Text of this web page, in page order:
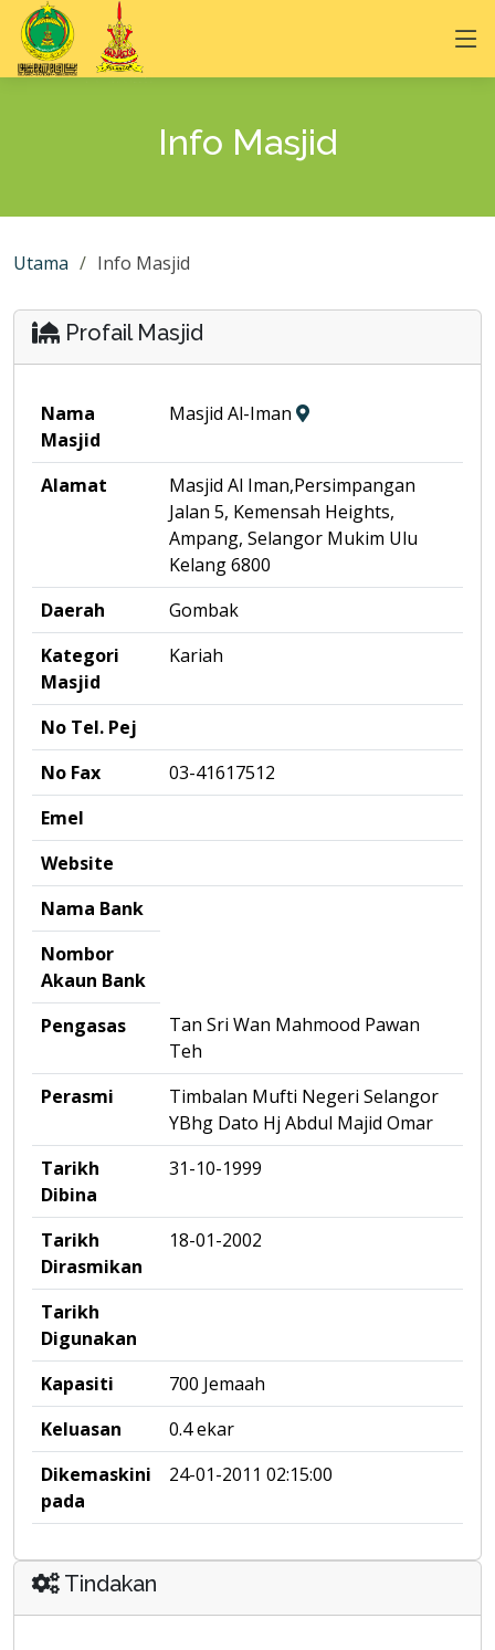
Info Masjid
Utama Info Masjid
Profail Masjid
Nama
Masjid
Masjid Al-Iman
Alamat
Masjid Al Iman,Persimpangan
Jalan 5, Kemensah Heights,
Ampang, Selangor Mukim Ulu
Kelang 6800
Daerah
Gombak
Kategori
Masjid
Kariah
No Tel. Pej
No Fax
03-41617512
Emel
Website
Nama Bank
Nombor
Akaun Bank
Pengasas
Tan Sri Wan Mahmood Pawan
Teh
Perasmi
Timbalan Mufti Negeri Selangor
YBhg Dato Hj Abdul Majid Omar
Tarikh
Dibina
31-10-1999
Tarikh
Dirasmikan
18-01-2002
Tarikh
Digunakan
Kapasiti
700 Jemaah
Keluasan
0.4 ekar
Dikemaskini
pada
24-01-2011 02:15:00
Tindakan